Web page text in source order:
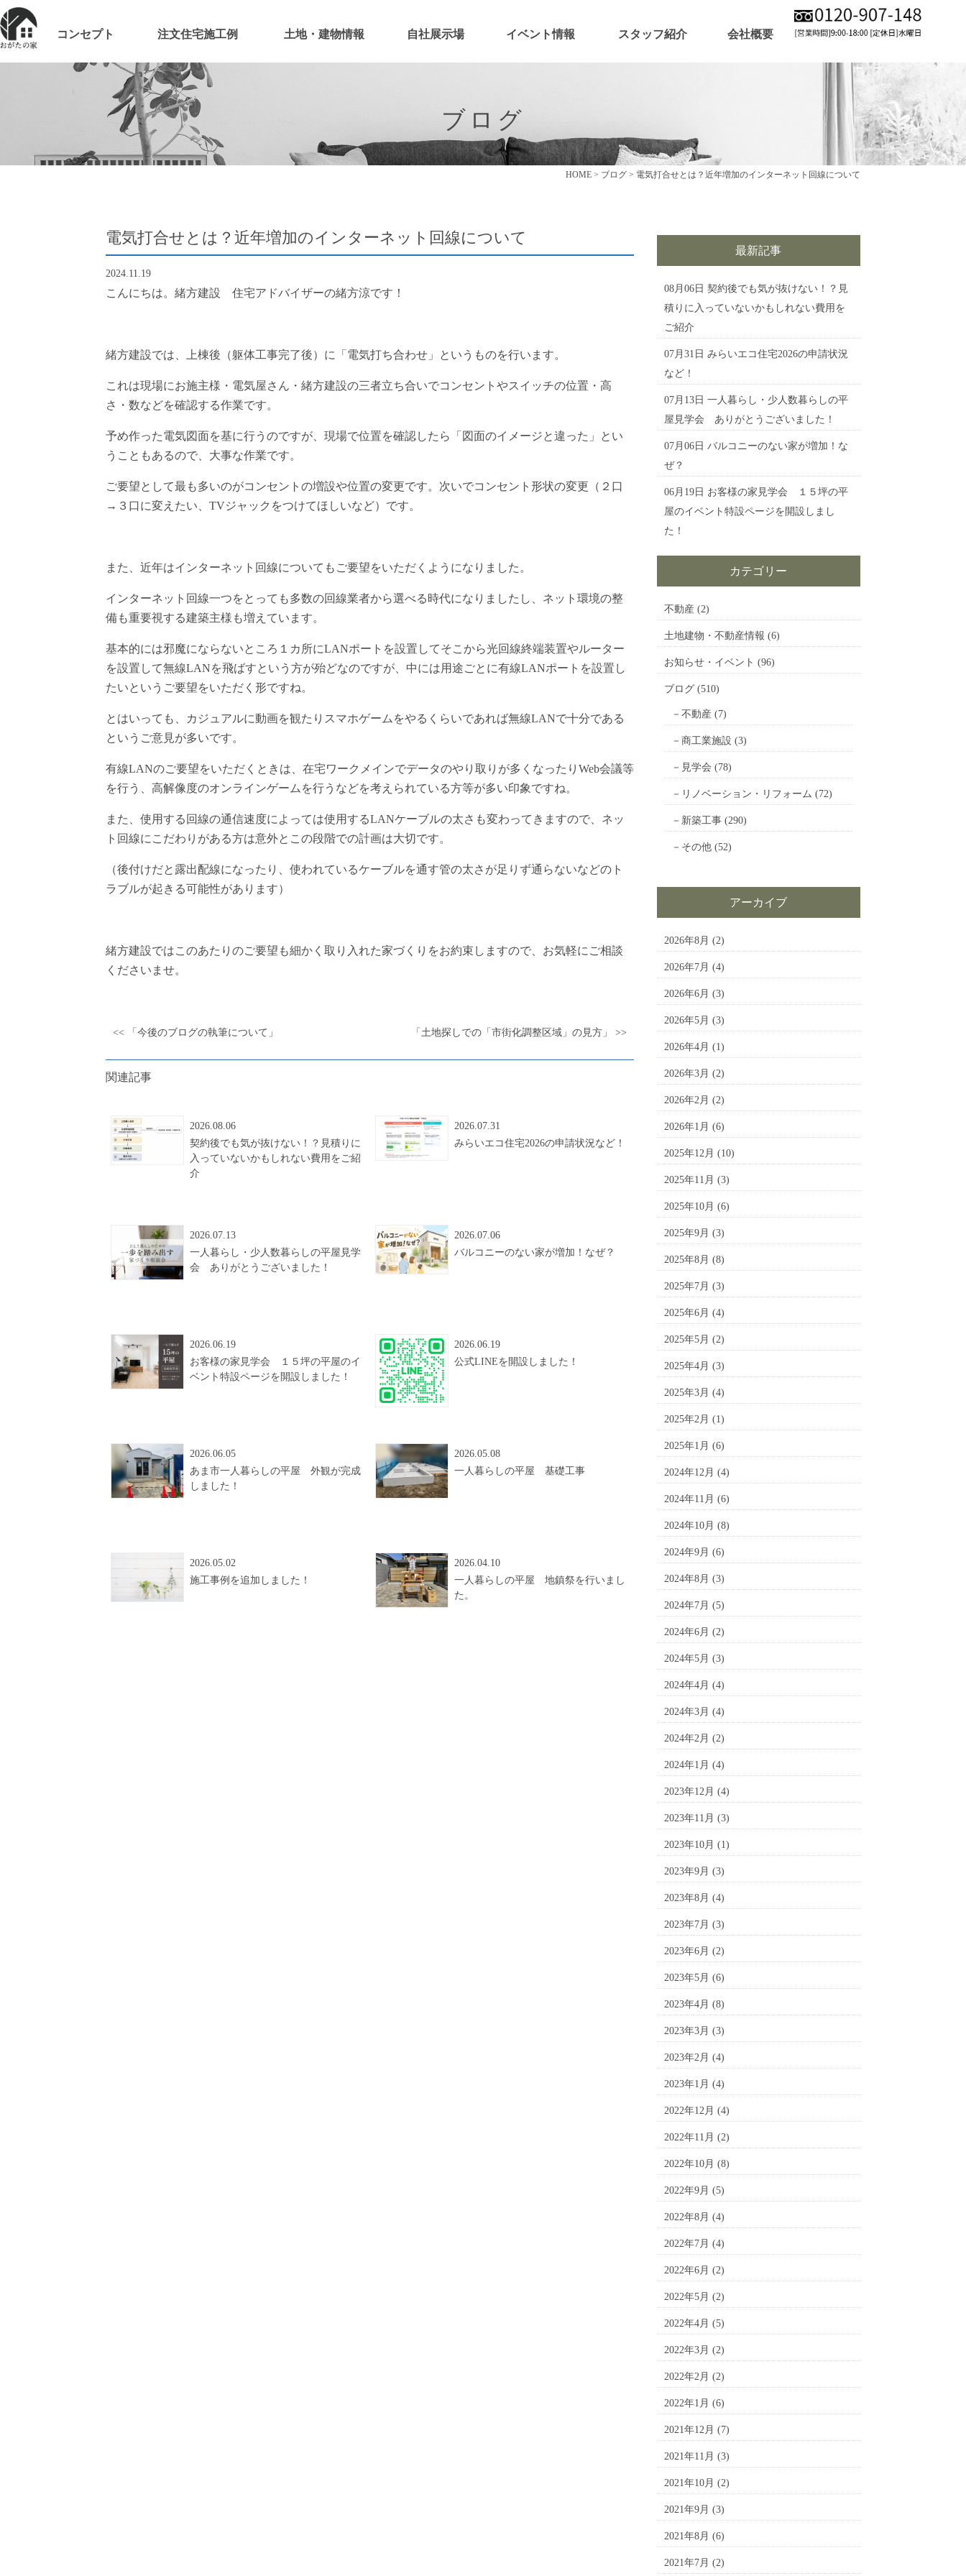
コンセプト 注文住宅施工例 土地・建物情報 自社展示場 イベント情報 スタッフ紹介 会社概要
ブログ
HOME > ブログ > 電気打合せとは？近年増加のインターネット回線について
電気打合せとは？近年増加のインターネット回線について
2024.11.19
こんにちは。緒方建設 住宅アドバイザーの緒方涼です！
緒方建設では、上棟後（躯体工事完了後）に「電気打ち合わせ」というものを行います。
これは現場にお施主様・電気屋さん・緒方建設の三者立ち合いでコンセントやスイッチの位置・高
さ・数などを確認する作業です。
予め作った電気図面を基に行うのですが、現場で位置を確認したら「図面のイメージと違った」とい
うこともあるので、大事な作業です。
ご要望として最も多いのがコンセントの増設や位置の変更です。次いでコンセント形状の変更（２口
→３口に変えたい、TVジャックをつけてほしいなど）です。
また、近年はインターネット回線についてもご要望をいただくようになりました。
インターネット回線一つをとっても多数の回線業者から選べる時代になりましたし、ネット環境の整
備も重要視する建築主様も増えています。
基本的には邪魔にならないところ１カ所にLANポートを設置してそこから光回線終端装置やルーター
を設置して無線LANを飛ばすという方が殆どなのですが、中には用途ごとに有線LANポートを設置し
たいというご要望をいただく形ですね。
とはいっても、カジュアルに動画を観たりスマホゲームをやるくらいであれば無線LANで十分である
というご意見が多いです。
有線LANのご要望をいただくときは、在宅ワークメインでデータのやり取りが多くなったりWeb会議等
を行う、高解像度のオンラインゲームを行うなどを考えられている方等が多い印象ですね。
また、使用する回線の通信速度によっては使用するLANケーブルの太さも変わってきますので、ネッ
ト回線にこだわりがある方は意外とこの段階での計画は大切です。
（後付けだと露出配線になったり、使われているケーブルを通す管の太さが足りず通らないなどのト
ラブルが起きる可能性があります）
緒方建設ではこのあたりのご要望も細かく取り入れた家づくりをお約束しますので、お気軽にご相談
くださいませ。
<< 「今後のブログの執筆について」 「土地探しでの「市街化調整区域」の見方」 >>
関連記事
2026.08.06
契約後でも気が抜けない！？見積りに
入っていないかもしれない費用をご紹
介
2026.07.31
みらいエコ住宅2026の申請状況など！
2026.07.13
一人暮らし・少人数暮らしの平屋見学
会 ありがとうございました！
2026.07.06
バルコニーのない家が増加！なぜ？
2026.06.19
お客様の家見学会 １５坪の平屋のイ
ベント特設ページを開設しました！
2026.06.19
公式LINEを開設しました！
2026.06.05
あま市一人暮らしの平屋 外観が完成
しました！
2026.05.08
一人暮らしの平屋 基礎工事
2026.05.02
施工事例を追加しました！
2026.04.10
一人暮らしの平屋 地鎮祭を行いまし
た。
最新記事
08月06日 契約後でも気が抜けない！？見
積りに入っていないかもしれない費用を
ご紹介
07月31日 みらいエコ住宅2026の申請状況
など！
07月13日 一人暮らし・少人数暮らしの平
屋見学会 ありがとうございました！
07月06日 バルコニーのない家が増加！な
ぜ？
06月19日 お客様の家見学会 １５坪の平
屋のイベント特設ページを開設しまし
た！
カテゴリー
不動産(2)
土地建物・不動産情報 (6)
お知らせ・イベント (96)
ブログ(510)
不動産(7)
商工業施設 (3)
見学会 (78)
リノベーション・リフォーム (72)
新築工事(290)
その他(52)
アーカイブ
2026年8月 (2)
2026年7月 (4)
2026年6月 (3)
2026年5月 (3)
2026年4月 (1)
2026年3月 (2)
2026年2月 (2)
2026年1月 (6)
2025年12月 (10)
2025年11月 (3)
2025年10月 (6)
2025年9月 (3)
2025年8月 (8)
2025年7月 (3)
2025年6月 (4)
2025年5月 (2)
2025年4月 (3)
2025年3月 (4)
2025年2月 (1)
2025年1月 (6)
2024年12月 (4)
2024年11月 (6)
2024年10月 (8)
2024年9月 (6)
2024年8月 (3)
2024年7月 (5)
2024年6月 (2)
2024年5月 (3)
2024年4月 (4)
2024年3月 (4)
2024年2月 (2)
2024年1月 (4)
2023年12月 (4)
2023年11月 (3)
2023年10月 (1)
2023年9月 (3)
2023年8月 (4)
2023年7月 (3)
2023年6月 (2)
2023年5月 (6)
2023年4月 (8)
2023年3月 (3)
2023年2月 (4)
2023年1月 (4)
2022年12月 (4)
2022年11月 (2)
2022年10月 (8)
2022年9月 (5)
2022年8月 (4)
2022年7月 (4)
2022年6月 (2)
2022年5月 (2)
2022年4月 (5)
2022年3月 (2)
2022年2月 (2)
2022年1月 (6)
2021年12月 (7)
2021年11月 (3)
2021年10月 (2)
2021年9月 (3)
2021年8月 (6)
2021年7月 (2)